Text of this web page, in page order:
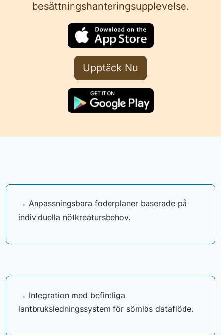
besättningshanteringsupplevelse.
Upptäck Nu
→ Anpassningsbara foderplaner baserade på
individuella nötkreatursbehov.
→ Integration med befintliga
lantbruksledningssystem för sömlös dataflöde.